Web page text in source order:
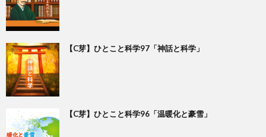
【C芽】ひとこと科学97「神話と科学」
【C芽】ひとこと科学96「温暖化と豪雪」